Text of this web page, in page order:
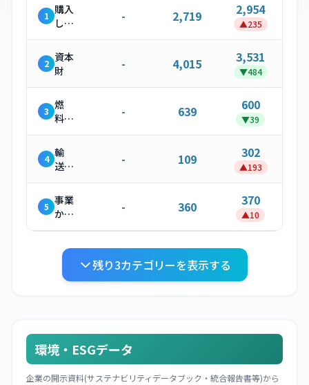
1 購入
した
製
品・
サー
ビス
- 2,719 2,954
▲235
2 資本
財
- 4,015 3,531
▼484
3 燃
料・
エネ
ルギ
ー関
連活
動
- 639 600
▼39
4 輸
送・
配送
（上
流）
- 109 302
▲193
5 事業
から
発生
廃棄
- 360 370
▲10
残り3カテゴリーを表示する
環境・ESGデータ
企業の開示資料(サステナビリティデータブック・統合報告書等)から